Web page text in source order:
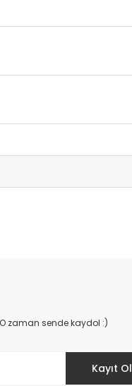
zaman sende kaydol :)
Kayıt Ol